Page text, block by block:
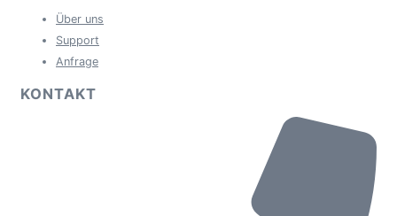
Über uns
Support
Anfrage
KONTAKT